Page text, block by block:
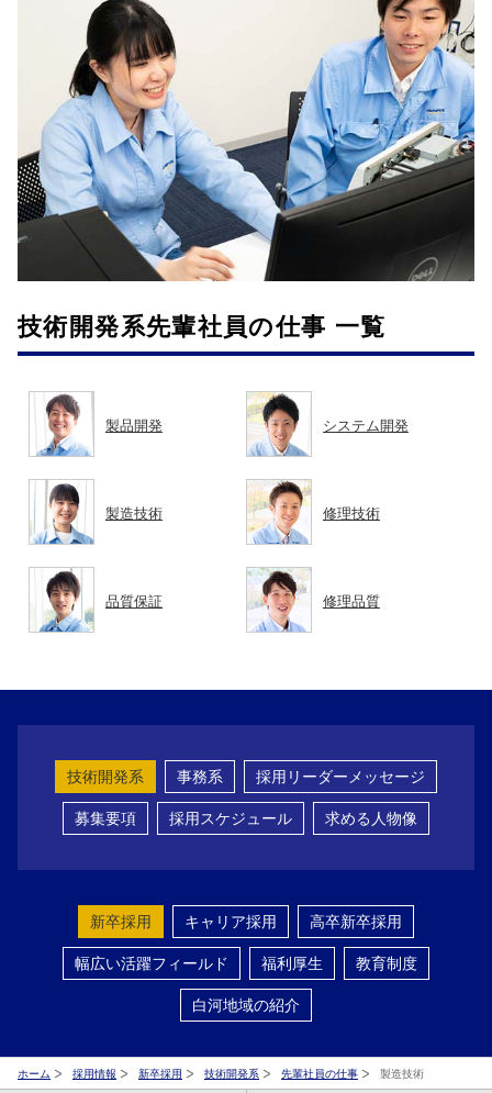
技術開発系先輩社員の仕事 一覧
製品開発 システム開発
製造技術 修理技術
品質保証 修理品質
技術開発系 事務系
採用リーダーメッセージ
募集要項
採用スケジュール 求める人物像
新卒採用 キャリア採用
高卒新卒採用
幅広い活躍フィールド
福利厚生
教育制度
白河地域の紹介
ホーム 採用情報 新卒採用 技術開発系 先輩社員の仕事 製造技術